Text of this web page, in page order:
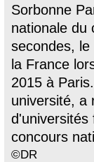
Sorbonne
nationale du
secondes, le
la France
2015 à
université, a
d'universités
concours
©DR